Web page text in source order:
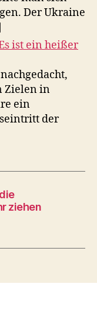
Der Ukraine
ist ein heißer
Zielen in
ein
der
ziehen